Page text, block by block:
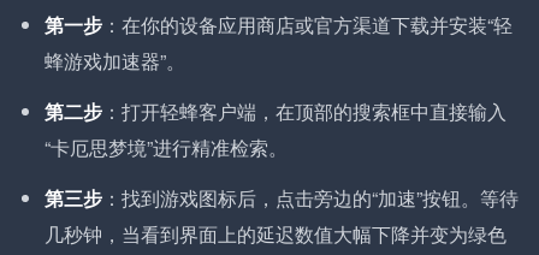
第一步 ：在你的设备应用商店或官方渠道下载并安装“轻
蜂游戏加速器”。
第二步 ：打开轻蜂客户端，在顶部的搜索框中直接输入
“卡厄思梦境”进行精准检索。
第三步 ：找到游戏图标后，点击旁边的“加速”按钮。等待
几秒钟，当看到界面上的延迟数值大幅下降并变为绿色